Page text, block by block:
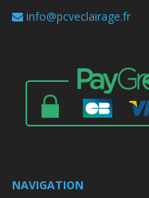
info@pcveclairage.fr
NAVIGATION